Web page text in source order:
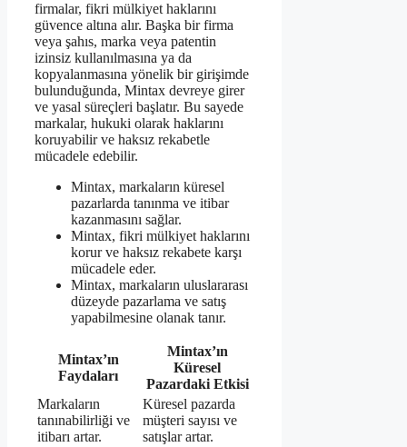
firmalar, fikri mülkiyet haklarını
güvence altına alır. Başka bir firma
veya şahıs, marka veya patentin
izinsiz kullanılmasına ya da
kopyalanmasına yönelik bir girişimde
bulunduğunda, Mintax devreye girer
ve yasal süreçleri başlatır. Bu sayede
markalar, hukuki olarak haklarını
koruyabilir ve haksız rekabetle
mücadele edebilir.
Mintax, markaların küresel
pazarlarda tanınma ve itibar
kazanmasını sağlar.
Mintax, fikri mülkiyet haklarını
korur ve haksız rekabete karşı
mücadele eder.
Mintax, markaların uluslararası
düzeyde pazarlama ve satış
yapabilmesine olanak tanır.
Mintax’ın
Faydaları
Mintax’ın
Küresel
Pazardaki Etkisi
Markaların
tanınabilirliği ve
itibarı artar.
Küresel pazarda
müşteri sayısı ve
satışlar artar.